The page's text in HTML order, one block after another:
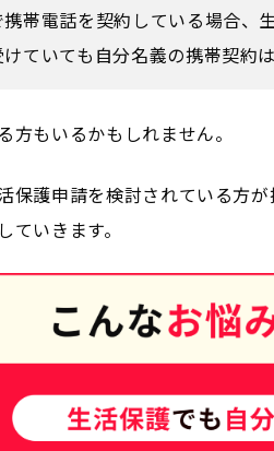
携帯電話を契約している場合、
けていても自分名義の携帯契約
方もいるかもしれません。
保護申請を検討されている方
ていきます。